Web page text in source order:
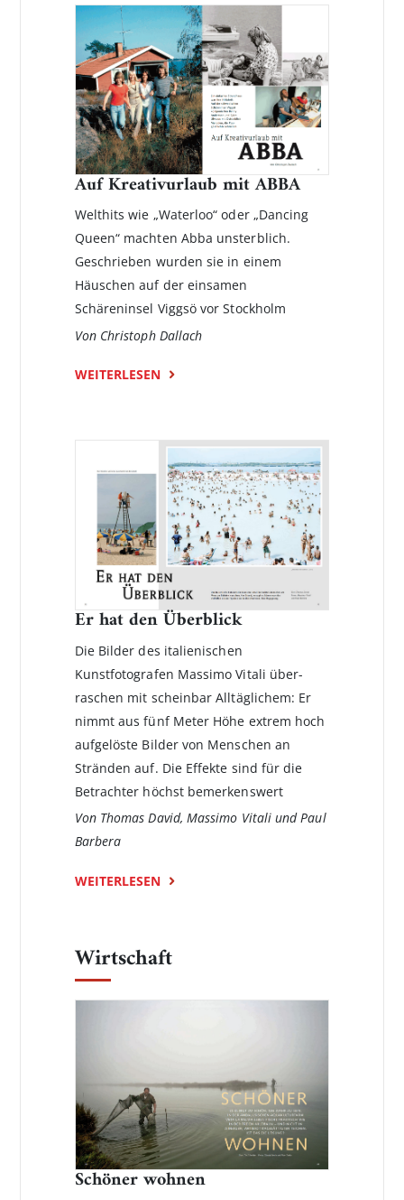
Auf Kreativurlaub mit ABBA
Welthits wie „Waterloo“ oder „Dancing
Queen“ machten Abba unsterb­lich.
Geschrieben wurden sie in einem
Häuschen auf der einsa­men
Schäreninsel Viggsö vor Stockholm
Von Christoph Dallach
WEITERLESEN
Er hat den Überblick
Die Bilder des italienischen
Kunstfotografen Massimo Vitali über­
raschen mit scheinbar Alltäglichem: Er
nimmt aus fünf Meter Höhe extrem hoch
aufge­löste Bilder von Menschen an
Stränden auf. Die Effekte sind für die
Betrachter höchst bemerkenswert
Von Thomas David, Massimo Vitali und Paul
Barbera
WEITERLESEN
Wirtschaft
Schöner wohnen